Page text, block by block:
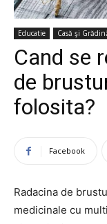
Educatie Casă şi
Cand se
de
folosita?
Facebook
Radacina de
medicinale cu